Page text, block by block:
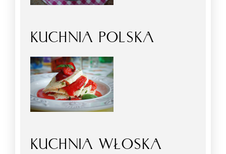
KUCHNIA POLSKA
KUCHNIA WŁOSKA